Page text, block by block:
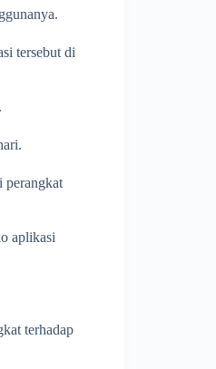
tersebut di
perangkat
aplikasi
terhadap